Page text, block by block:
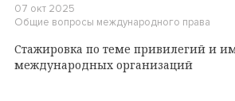
07 окт 2025
Общие вопросы международного права
Стажировка по теме привилегий и
международных организаций